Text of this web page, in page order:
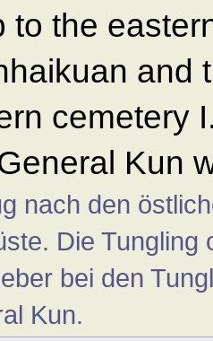
to the
and
cemetery
Kun
nach den
Die Tungling
bei den
Kun.